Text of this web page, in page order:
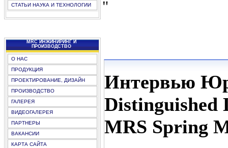
СТАТЬИ НАУКА И ТЕХНОЛОГИИ
MRC ИНЖИНИРИНГ И
ПРОИЗВОДСТВО
О НАС
ПРОДУКЦИЯ
ПРОЕКТИРОВАНИЕ, ДИЗАЙН
ПРОИЗВОДСТВО
ГАЛЕРЕЯ
ВИДЕОГАЛЕРЕЯ
ПАРТНЕРЫ
ВАКАНСИИ
КАРТА САЙТА
"
Интервью
Distinguished
MRS Spring